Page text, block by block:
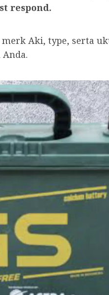
respond.
merk Aki, type, serta